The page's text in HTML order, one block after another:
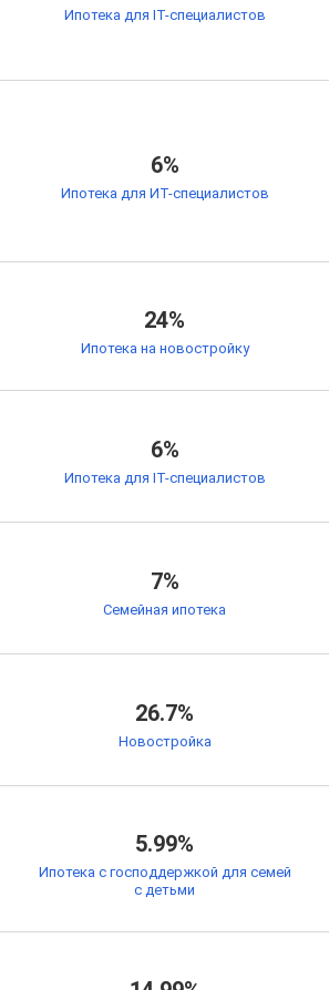
Ипотека для IT-специалистов
6%
Ипотека для ИТ-специалистов
24%
Ипотека на новостройку
6%
Ипотека для IT-специалистов
7%
Семейная ипотека
26.7%
Новостройка
5.99%
Ипотека с господдержкой для семей
с детьми